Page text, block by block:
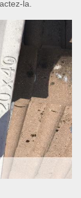
la.